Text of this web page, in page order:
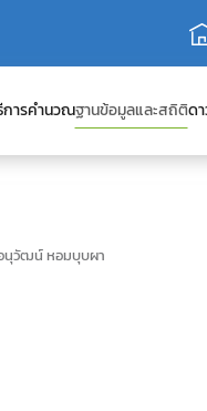
การคำนวณฐานข้อมูลและสถิติด
นุวัฒน์ หอมบุบผา